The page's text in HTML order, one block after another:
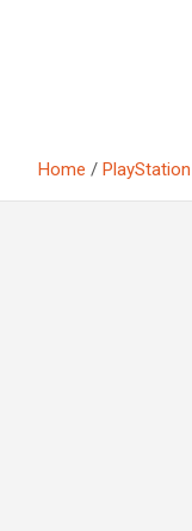
Home PlayStation